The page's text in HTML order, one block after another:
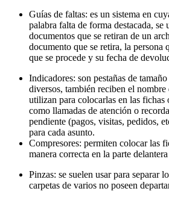
Guías de faltas: es un sistema en
palabra falta de forma destacada, se
documentos que se retiran de un
documento que se retira, la persona
que se procede y su fecha de
Indicadores: son pestañas de
diversos, también reciben el nombre
utilizan para colocarlas en las fichas
como llamadas de atención o
pendiente (pagos, visitas, pedidos,
para cada asunto.
Compresores: permiten colocar las
manera correcta en la parte
Pinzas: se suelen usar para separar
carpetas de varios no poseen